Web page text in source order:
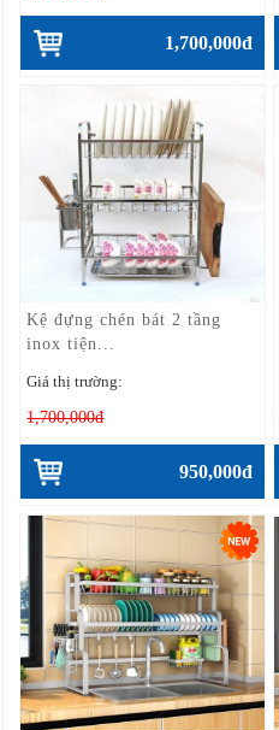
1,700,000đ
Kệ đựng chén bát 2 tầng
inox tiện...
Giá thị trường:
1,700,000đ
950,000đ